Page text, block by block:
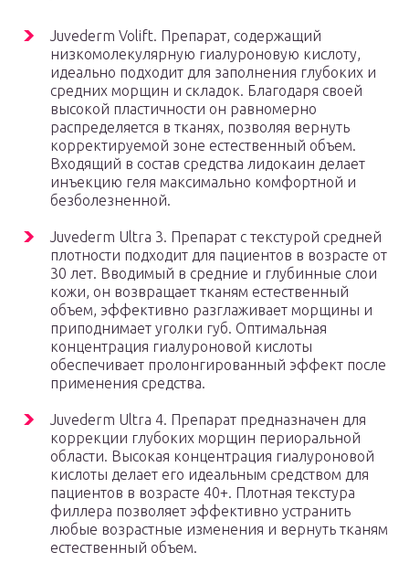
Juvederm Volift. Препарат, содержащий
низкомолекулярную гиалуроновую кислоту,
идеально подходит для заполнения глубоких и
средних морщин и складок. Благодаря своей
высокой пластичности он равномерно
распределяется в тканях, позволяя вернуть
корректируемой зоне естественный объем.
Входящий в состав средства лидокаин делает
инъекцию геля максимально комфортной и
безболезненной.
Juvederm Ultra 3. Препарат с текстурой средней
плотности подходит для пациентов в возрасте от
30 лет. Вводимый в средние и глубинные слои
кожи, он возвращает тканям естественный
объем, эффективно разглаживает морщины и
приподнимает уголки губ. Оптимальная
концентрация гиалуроновой кислоты
обеспечивает пролонгированный эффект после
применения средства.
Juvederm Ultra 4. Препарат предназначен для
коррекции глубоких морщин периоральной
области. Высокая концентрация гиалуроновой
кислоты делает его идеальным средством для
пациентов в возрасте 40+. Плотная текстура
филлера позволяет эффективно устранить
любые возрастные изменения и вернуть тканям
естественный объем.